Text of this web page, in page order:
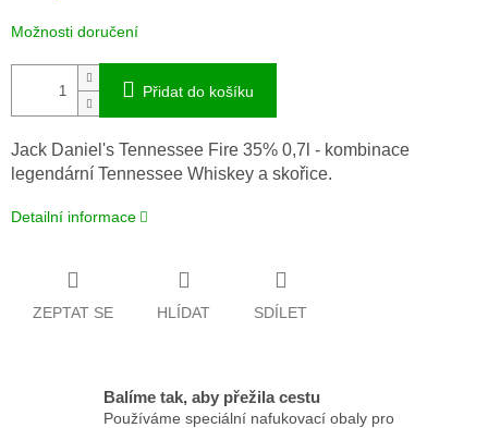
Možnosti doručení
Přidat do košíku
Jack Daniel's Tennessee Fire 35% 0,7l - kombinace
legendární Tennessee Whiskey a skořice.
Detailní informace
ZEPTAT SE HLÍDAT SDÍLET
Balíme tak, aby přežila cestu
Používáme speciální nafukovací obaly pro